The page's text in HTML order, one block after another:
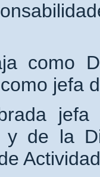
como
jefa
jefa
y de la